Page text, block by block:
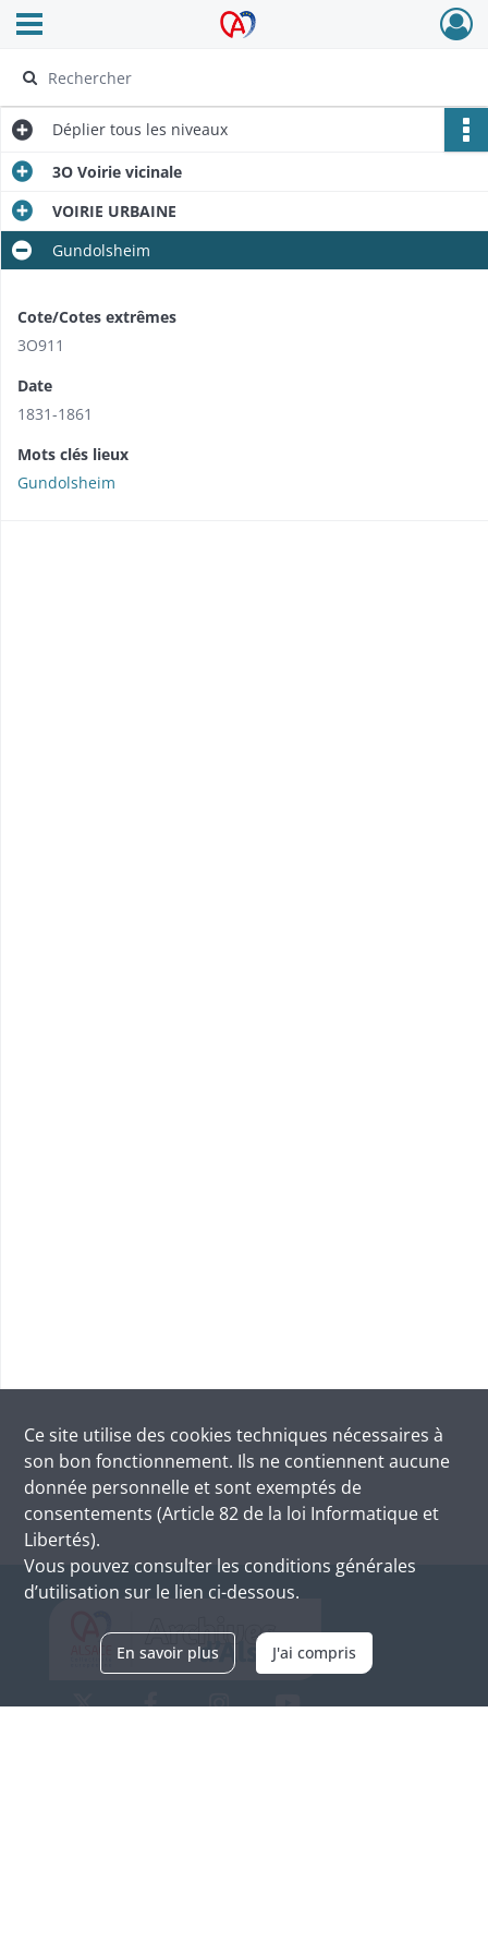
Archives Alsace - Colmar
Ouvrir le menu déroulant
Déplier tous les niveaux
3O Voirie vicinale
VOIRIE URBAINE
Gundolsheim
Cote/Cotes extrêmes
3O911
Date
1831-1861
Mots clés lieux
Gundolsheim
Ce site utilise des cookies techniques nécessaires à
son bon fonctionnement. Ils ne contiennent aucune
donnée personnelle et sont exemptés de
consentements (Article 82 de la loi Informatique et
Libertés).
Vous pouvez consulter les conditions générales
d’utilisation sur le lien ci-dessous.
En savoir plus J'ai compris